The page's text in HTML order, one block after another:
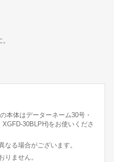
本体はデーターネーム30号・
30BLPH)をお使いくださ
る場合がございます。
ません。